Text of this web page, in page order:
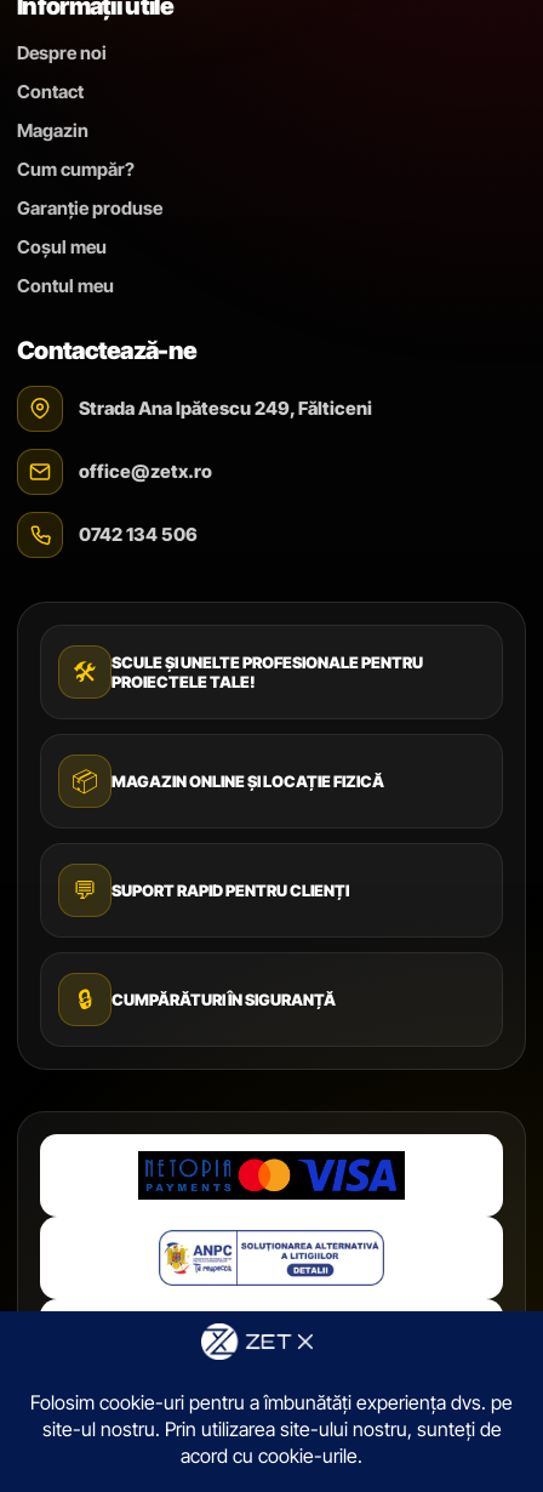
Informații utile
Despre noi
Contact
Magazin
Cum cumpăr?
Garanție produse
Coșul meu
Contul meu
Contactează-ne
Strada Ana Ipătescu 249, Fălticeni
office@zetx.ro
0742 134 506
🛠️
SCULE ȘI UNELTE PROFESIONALE PENTRU
PROIECTELE TALE!
📦 MAGAZIN ONLINE ȘI LOCAȚIE FIZICĂ
💬 SUPORT RAPID PENTRU CLIENȚI
🔒 CUMPĂRĂTURI ÎN SIGURANȚĂ